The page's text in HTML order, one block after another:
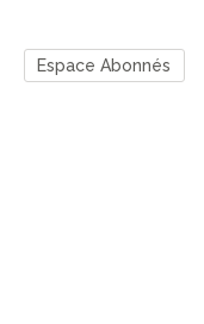
Espace Abonnés